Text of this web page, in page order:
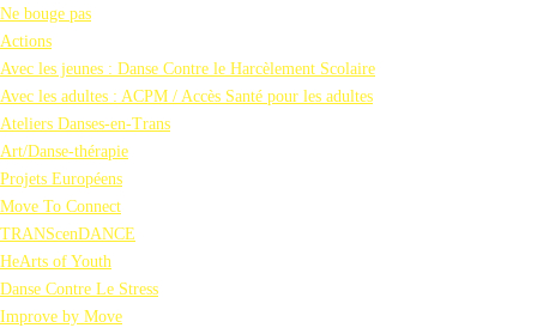
Ne bouge pas
Actions
Avec les jeunes : Danse Contre le Harcèlement Scolaire
Avec les adultes : ACPM / Accès Santé pour les adultes
Ateliers Danses-en-Trans
Art/Danse-thérapie
Projets Européens
Move To Connect
TRANScenDANCE
HeArts of Youth
Danse Contre Le Stress
Improve by Move